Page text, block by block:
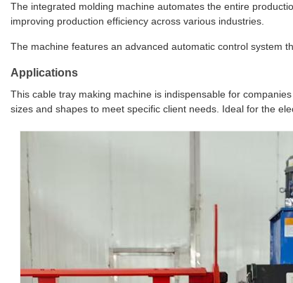
The integrated molding machine automates the entire
improving production efficiency across various industries.
The machine features an advanced automatic control system
Applications
This cable tray making machine is indispensable for
sizes and shapes to meet specific client needs. Ideal for the